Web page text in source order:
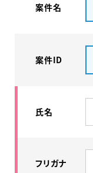
案件名
案件ID
氏名
フリガナ